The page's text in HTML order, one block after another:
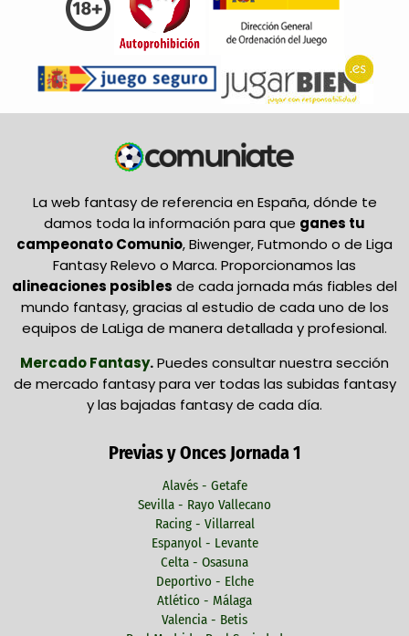
La web fantasy de referencia en España, dónde te
damos toda la información para que ganes tu
campeonato Comunio, Biwenger, Futmondo o de Liga
Fantasy Relevo o Marca. Proporcionamos las
alineaciones posibles de cada jornada más fiables del
mundo fantasy, gracias al estudio de cada uno de los
equipos de LaLiga de manera detallada y profesional.
Mercado Fantasy.Puedes consultar nuestra sección
de mercado fantasy para ver todas las subidas fantasy
y las bajadas fantasy de cada día.
Previas y Onces Jornada 1
Alavés - Getafe
Sevilla - Rayo Vallecano
Racing - Villarreal
Espanyol - Levante
Celta - Osasuna
Deportivo - Elche
Atlético - Málaga
Valencia - Betis